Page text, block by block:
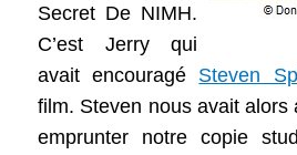
Secret De NIMH.
C’est Jerry qui
avait encouragé Steven
film. Steven nous avait alors
emprunter notre copie